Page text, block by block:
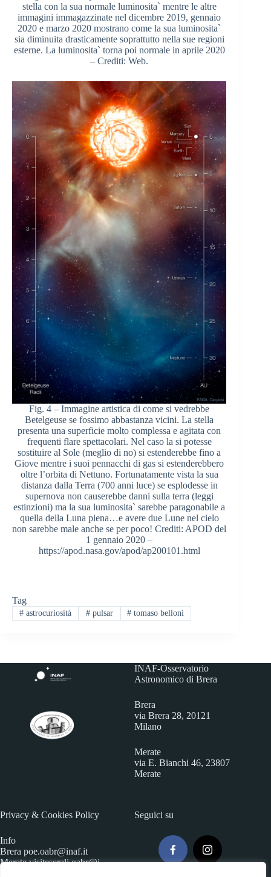
stella con la sua normale luminosita` mentre le altre
immagini immagazzinate nel dicembre 2019, gennaio
2020 e marzo 2020 mostrano come la sua luminosita`
sia diminuita drasticamente soprattutto nella sue regioni
esterne. La luminosita` torna poi normale in aprile 2020
– Crediti: Web.
Fig. 4 – Immagine artistica di come si vedrebbe
Betelgeuse se fossimo abbastanza vicini. La stella
presenta una superficie molto complessa e agitata con
frequenti flare spettacolari. Nel caso la si potesse
sostituire al Sole (meglio di no) si estenderebbe fino a
Giove mentre i suoi pennacchi di gas si estenderebbero
oltre l’orbita di Nettuno. Fortunatamente vista la sua
distanza dalla Terra (700 anni luce) se esplodesse in
supernova non causerebbe danni sulla terra (leggi
estinzioni) ma la sua luminosita` sarebbe paragonabile a
quella della Luna piena…e avere due Lune nel cielo
non sarebbe male anche se per poco! Crediti: APOD del
1 gennaio 2020 –
https://apod.nasa.gov/apod/ap200101.html
Tag
#astrocuriosità #pulsar # tomaso belloni
INAF-Osservatorio
Astronomico di Brera
Brera
via Brera 28, 20121
Milano
Merate
via E. Bianchi 46, 23807
Merate
Privacy & Cookies Policy
Info
Brera poe.oabr@inaf.it
Meratevisiteserali.oabr@i
Seguici su